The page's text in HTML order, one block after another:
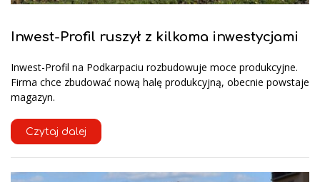
Inwest-Profil ruszył z kilkoma inwestycjami
Inwest-Profil na Podkarpaciu rozbudowuje moce produkcyjne.
Firma chce zbudować nową halę produkcyjną, obecnie powstaje
magazyn.
Czytaj dalej